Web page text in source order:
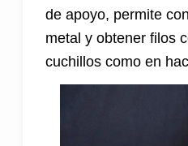
de apoyo, permite
metal y obtener filos
cuchillos como en